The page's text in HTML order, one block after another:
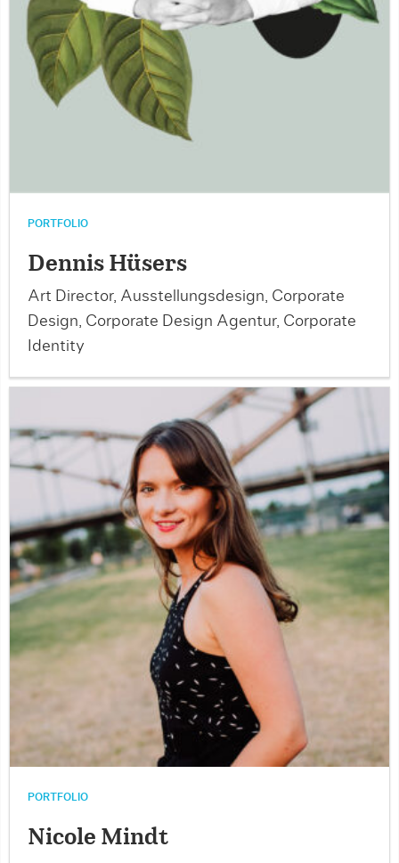
PORTFOLIO
Dennis Hüsers
Art Director, Ausstellungsdesign, Corporate
Design, Corporate Design Agentur, Corporate
Identity
PORTFOLIO
Nicole Mindt